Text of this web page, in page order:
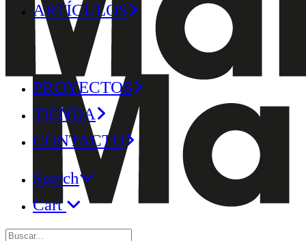
ARTÍCULOS
PROYECTOS
TIENDA
CONTACTO
Search
Cart